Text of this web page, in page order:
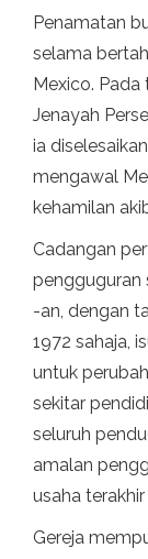
Penamatan
selama
Mexico. Pada
Jenayah
ia
mengawal
kehamilan
Cadangan
pengguguran
-an, dengan
1972 sahaja,
untuk
sekitar
seluruh
amalan
usaha
Gereja